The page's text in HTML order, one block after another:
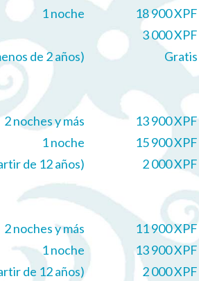
1 noche 18 900 XPF
3 000 XPF
de 2 años) Gratis
2 noches y más 13 900 XPF
1 noche 15 900 XPF
de 12 años) 2 000 XPF
2 noches y más 11 900 XPF
1 noche 13 900 XPF
de 12 años) 2 000 XPF